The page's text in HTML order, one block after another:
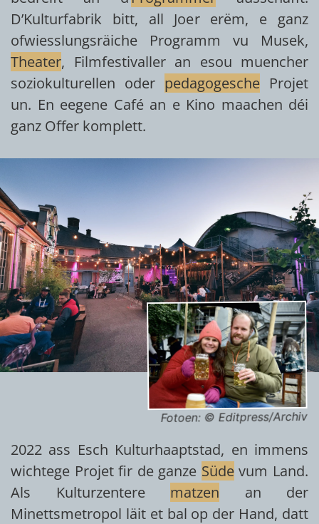
D’Kulturfabrik bitt, all Joer erëm, e ganz
ofwiesslungsräiche Programm vu Musek,
Theater, Filmfestivaller an esou muencher
soziokulturellen oder pedagogesche Projet
un. En eegene Café an e Kino maachen déi
ganz Offer komplett.
Fotoen: © Editpress/Archiv
2022 ass Esch Kulturhaaptstad, en immens
wichtege Projet fir de ganze Südevum Land.
Als Kulturzentere matzen an der
Minettsmetropol läit et bal op der Hand, datt